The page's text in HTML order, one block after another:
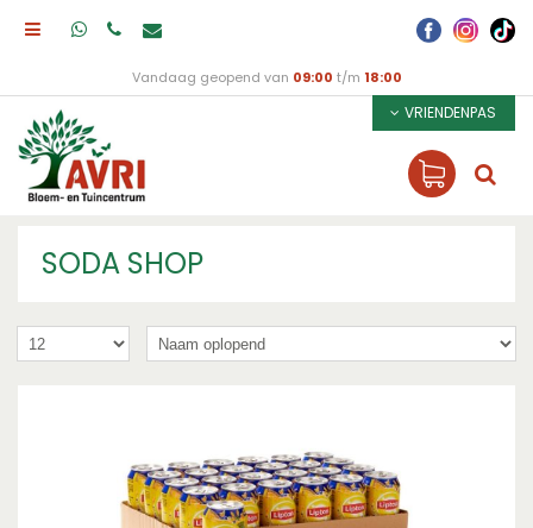
Vandaag geopend van 09:00 t/m 18:00
VRIENDENPAS
SODA SHOP